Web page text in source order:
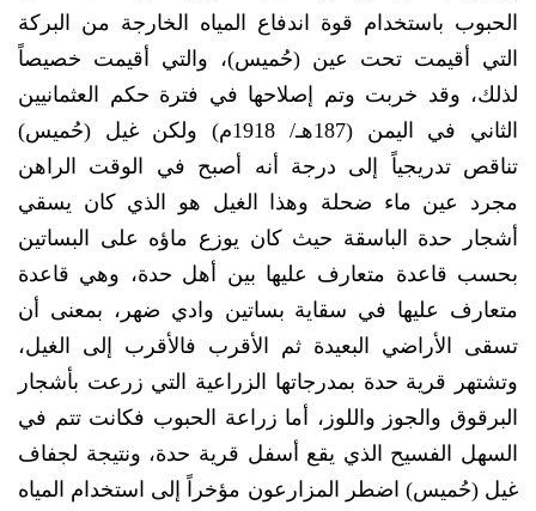
الحبوب باستخدام قوة اندفاع المياه الخارجة من البركة
التي أقيمت تحت عين (حُميس)، والتي أقيمت خصيصاً
لذلك، وقد خربت وتم إصلاحها في فترة حكم العثمانيين
الثاني في اليمن (187هـ/ 1918م) ولكن غيل (حُميس)
تناقص تدريجياً إلى درجة أنه أصبح في الوقت الراهن
مجرد عين ماء ضحلة وهذا الغيل هو الذي كان يسقي
أشجار حدة الباسقة حيث كان يوزع ماؤه على البساتين
بحسب قاعدة متعارف عليها بين أهل حدة، وهي قاعدة
متعارف عليها في سقاية بساتين وادي ضهر، بمعنى أن
تسقى الأراضي البعيدة ثم الأقرب فالأقرب إلى الغيل،
وتشتهر قرية حدة بمدرجاتها الزراعية التي زرعت بأشجار
البرقوق والجوز واللوز، أما زراعة الحبوب فكانت تتم في
السهل الفسيح الذي يقع أسفل قرية حدة، ونتيجة لجفاف
غيل (حُميس) اضطر المزارعون مؤخراً إلى استخدام المياه